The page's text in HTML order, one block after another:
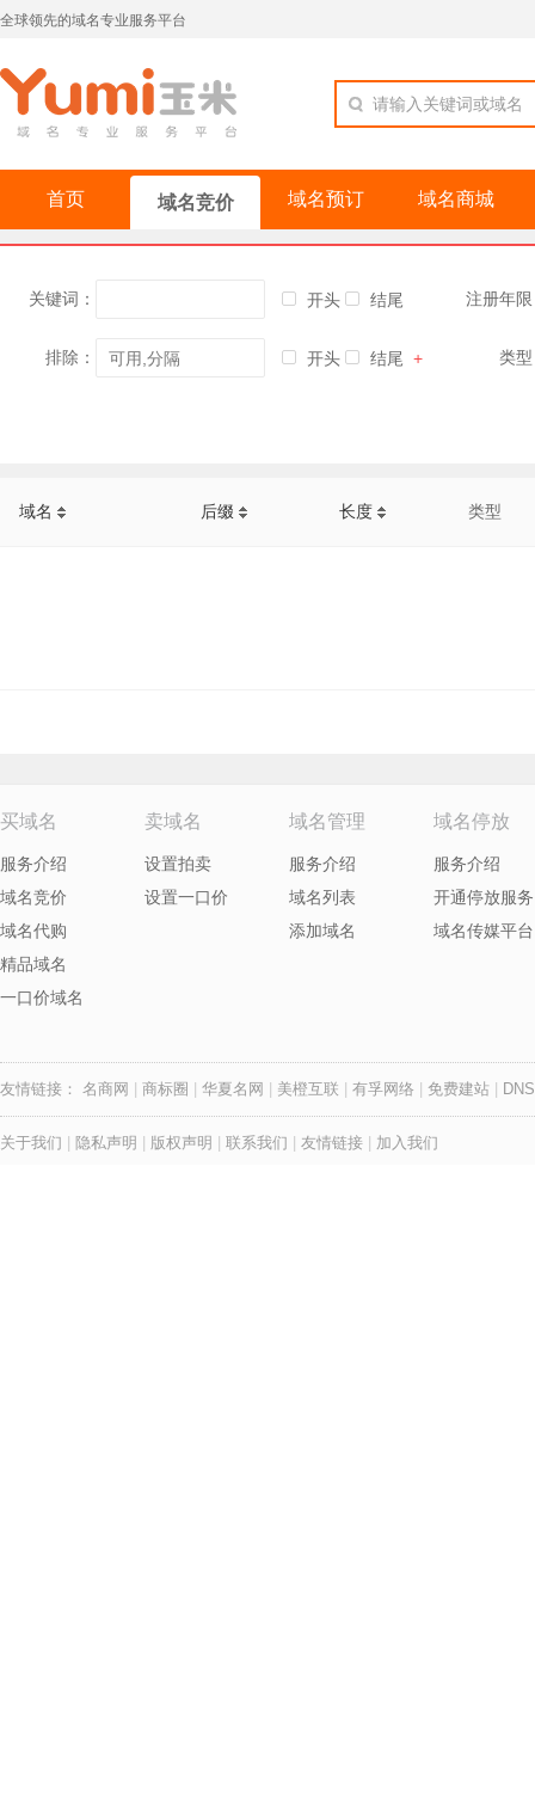
全球领先的域名专业服务平台
请输入关键词或域名
首页 域名竞价 域名预订 域名商城
关键词： 开头 结尾 注册年
排除： 开头 结尾 + 类
域名 后缀 长度 类型
买域名
服务介绍
域名竞价
域名代购
精品域名
一口价域名
卖域名
设置拍卖
设置一口价
域名管理
服务介绍
域名列表
添加域名
域名停放
服务介绍
开通停放服务
域名传媒平台
友情链接： 名商网 商标圈 华夏名网 美橙互联 有孚网络 免费建站
关于我们 隐私声明 版权声明 联系我们 友情链接 加入我们